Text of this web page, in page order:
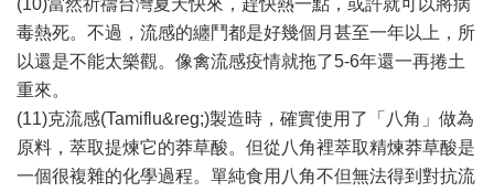
(10)當然祈禱台灣夏天快來，趕快熱一點，或許就可以將病
毒熱死。不過，流感的纏鬥都是好幾個月甚至一年以上，所
以還是不能太樂觀。像禽流感疫情就拖了5-6年還一再捲土
重來。
(11)克流感(Tamiflu&reg;)製造時，確實使用了「八角」做為
原料，萃取提煉它的莽草酸。但從八角裡萃取精煉莽草酸是
一個很複雜的化學過程。單純食用八角不但無法得到對抗流